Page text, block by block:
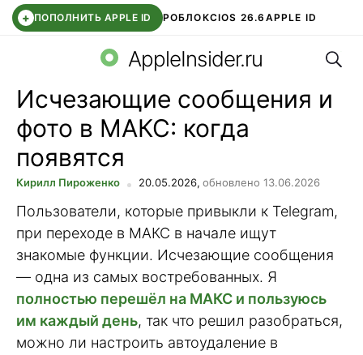
+ ПОПОЛНИТЬ APPLE ID РОБЛОКСIOS 26.6 APPLE ID
WHATSAPP DDE STOREAPP STOREOZON БАНК
AppleInsider.ru
Исчезающие сообщения и
фото в МАКС: когда
появятся
Кирилл Пироженко 20.05.2026, обновлено 13.06.2026
Пользователи, которые привыкли к Telegram,
при переходе в МАКС в начале ищут
знакомые функции. Исчезающие сообщения
— одна из самых востребованных. Я
полностью перешёл на МАКС и пользуюсь
им каждый день, так что решил разобраться,
можно ли настроить автоудаление в